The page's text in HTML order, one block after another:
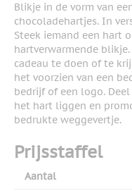
Blikje in de vorm van
chocoladehartjes. In
Steek iemand een hart
hartverwarmende
cadeau te doen of te
het voorzien van een
bedrijf of een logo.
het hart liggen en
bedrukte weggevertje.
Prijsstaffel
Aantal